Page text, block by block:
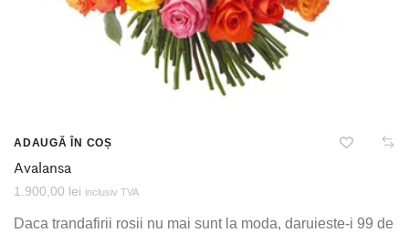
ADAUGĂ ÎN COȘ
Avalansa
1.900,00 lei inclusiv TVA
Daca trandafirii rosii nu mai sunt la moda, daruieste-i 99 de